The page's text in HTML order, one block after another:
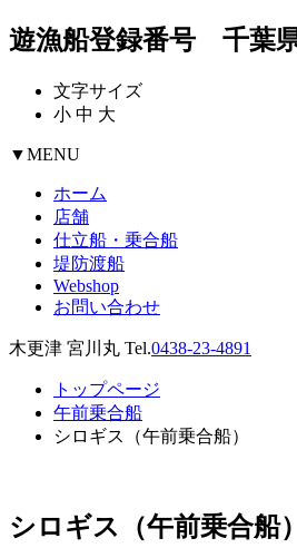
遊漁船登録番号 千葉県
文字サイズ
小 中 大
▼MENU
ホーム
店舗
仕立船・乗合船
堤防渡船
Webshop
お問い合わせ
木更津 宮川丸 Tel.0438-23-4891
トップページ
午前乗合船
シロギス（午前乗合船）
シロギス（午前乗合船）